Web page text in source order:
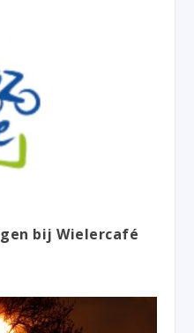
bij Wielercafé